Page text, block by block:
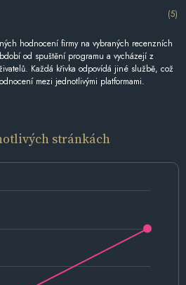
(5)
hodnocení firmy na vybraných recenzních
od spuštění programu a vycházejí z
Každá křivka odpovídá jiné službě, což
mezi jednotlivými platformami.
stránkách